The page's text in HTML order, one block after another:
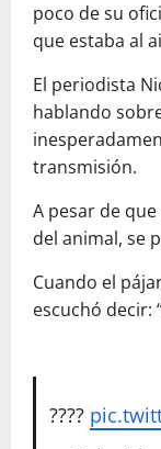
poco de su
que estaba al
El periodista
hablando
transmisión.
A pesar de
del animal, se
Cuando el
escuchó decir:
????